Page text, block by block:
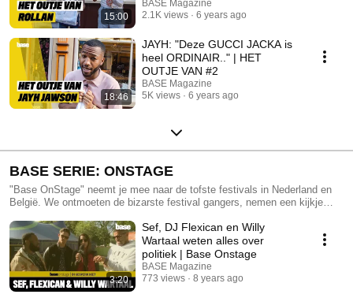
15:00
#3
BASE Magazine
2.1K views
6 years ago
18:46
JAYH: "Deze GUCCI JACKA is
heel ORDINAIR.." | HET
OUTJE VAN #2
BASE Magazine
5K views
6 years ago
BASE SERIE: ONSTAGE
"Base OnStage" neemt je mee naar de tofste festivals in Nederland en
België. We ontmoeten de bizarste festival gangers, nemen een kijkje
3:20
Sef, DJ Flexican en Willy
Wartaal weten alles over
politiek | Base Onstage
BASE Magazine
773 views
8 years ago